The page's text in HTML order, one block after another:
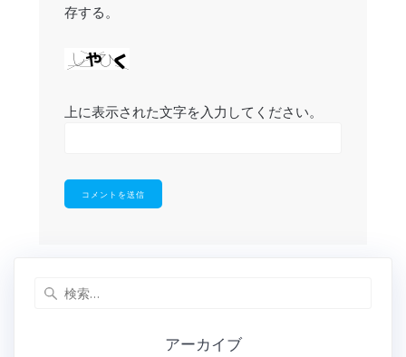
存する。
上に表示された文字を入力してください。
アーカイブ